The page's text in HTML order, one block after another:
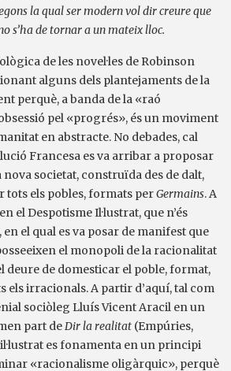
la qual ser modern vol dir creure que
s’ha de tornar a un mateix lloc.
de les novel·les de Robinson
alguns dels plantejaments de la
perquè, a banda de la «raó
pel «progrés», és un moviment
en abstracte. No debades, cal
Francesa es va arribar a proposar
societat, construïda des de dalt,
tots els pobles, formats perGermains. A
el Despotisme Il·lustrat, que n’és
el qual es va posar de manifest que
el monopoli de la racionalitat
deure de domesticar el poble, format,
els irracionals. A partir d’aquí, tal com
sociòleg Lluís Vicent Aracil en un
part de Dir la realitat (Empúries,
es fonamenta en un principi
«racionalisme oligàrquic», perquè